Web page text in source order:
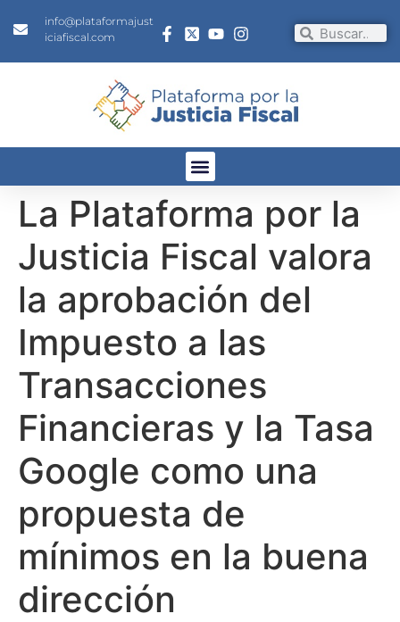
info@plataformajust
iciafiscal.com
La Plataforma por la
Justicia Fiscal valora
la aprobación del
Impuesto a las
Transacciones
Financieras y la Tasa
Google como una
propuesta de
mínimos en la buena
dirección